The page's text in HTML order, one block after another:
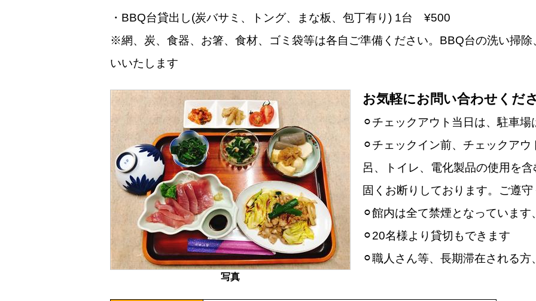
・BBQ台貸出し(炭バサミ、トング、まな板、包丁有り) 1台 ¥500
※網、炭、食器、お箸、食材、ゴミ袋等は各自ご準備ください。BBQ台の洗い掃
いいたします
写真
お気軽にお問い合わせくださ
⚪︎チェックアウト当日は、駐車場
⚪︎チェックイン前、チェックア
呂、トイレ、電化製品の使用を
固くお断りしております。ご遵守
⚪︎館内は全て禁煙となっていま
⚪︎20名様より貸切もできます
⚪︎職人さん等、長期滞在される方